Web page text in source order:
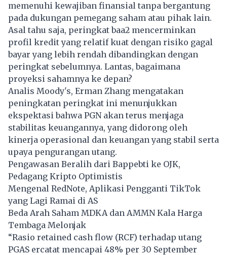
memenuhi kewajiban finansial tanpa bergantung
pada dukungan pemegang saham atau pihak lain.
Asal tahu saja, peringkat baa2 mencerminkan
profil kredit yang relatif kuat dengan risiko gagal
bayar yang lebih rendah dibandingkan dengan
peringkat sebelumnya. Lantas, bagaimana
proyeksi sahamnya ke depan?
Analis Moody's, Erman Zhang mengatakan
peningkatan peringkat ini menunjukkan
ekspektasi bahwa PGN akan terus menjaga
stabilitas keuangannya, yang didorong oleh
kinerja operasional dan keuangan yang stabil serta
upaya pengurangan utang.
Pengawasan Beralih dari Bappebti ke OJK,
Pedagang Kripto Optimistis
Mengenal RedNote, Aplikasi Pengganti TikTok
yang Lagi Ramai di AS
Beda Arah Saham MDKA dan AMMN Kala Harga
Tembaga Melonjak
“Rasio retained cash flow (RCF) terhadap utang
PGAS ercatat mencapai 48% per 30 September